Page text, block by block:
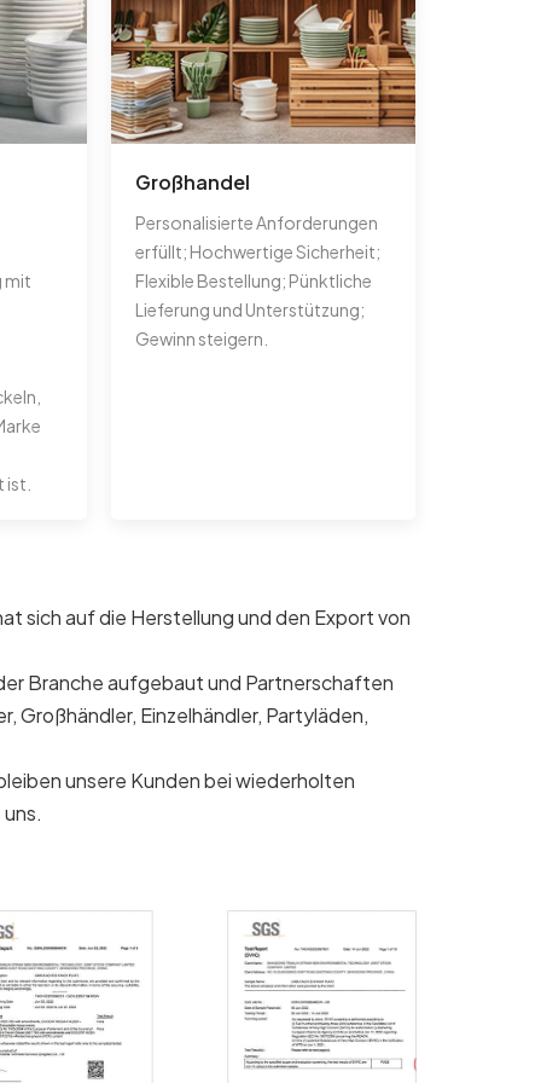
mit
Großhandel
Personalisierte Anforderungen
erfüllt; Hochwertige Sicherheit;
Flexible Bestellung; Pünktliche
Lieferung und Unterstützung;
Gewinn steigern.
sich auf die Herstellung und den Export von
Branche aufgebaut und Partnerschaften
Großhändler, Einzelhändler, Partyläden,
unsere Kunden bei wiederholten